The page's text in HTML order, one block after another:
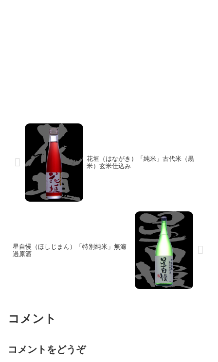
花垣（はながき）「純米」古代米（黒
米）玄米仕込み
星自慢（ほしじまん）「特別純米」無濾
過原酒
コメント
コメントをどうぞ